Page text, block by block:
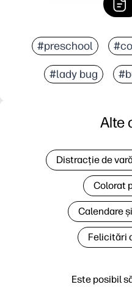
#preschool
#lady bug
Este posibil
Alte
Distracție de
Colorat
Calendare
Felicitări